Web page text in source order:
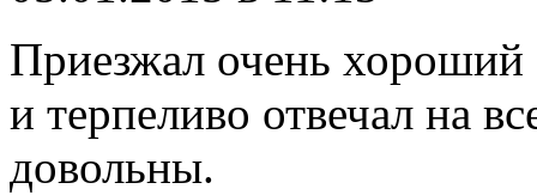
Приезжал очень хороший
и терпеливо отвечал на
довольны.